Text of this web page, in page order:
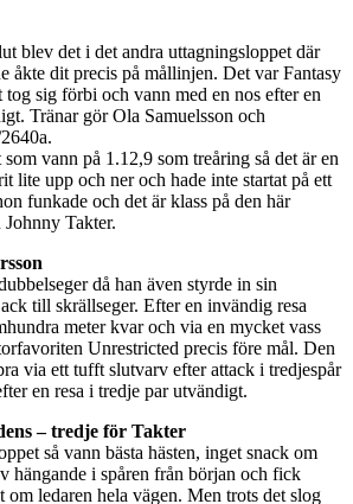
blev det i det andra uttagningsloppet där
åkte dit precis på mållinjen. Det var Fantasy
tog sig förbi och vann med en nos efter en
Tränar gör Ola Samuelsson och
vann på 1.12,9 som treåring så det är en
lite upp och ner och hade inte startat på ett
funkade och det är klass på den här
Johnny Takter.
då han även styrde in sin
till skrällseger. Efter en invändig resa
meter kvar och via en mycket vass
Unrestricted precis före mål. Den
via ett tufft slutvarv efter attack i tredjespår
en resa i tredje par utvändigt.
– tredje för Takter
så vann bästa hästen, inget snack om
hängande i spåren från början och fick
om ledaren hela vägen. Men trots det slog